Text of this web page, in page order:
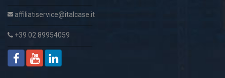
affiliatiservice@italcase.it
+39 02 89954059